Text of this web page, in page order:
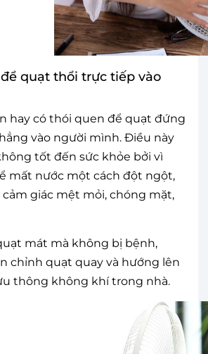
quạt thổi trực tiếp vào
hay có thói quen để quạt đứng
vào người mình. Điều này
tốt đến sức khỏe bởi vì
mất nước một cách đột ngột,
cảm giác mệt mỏi, chóng mặt,
mát mà không bị bệnh,
chỉnh quạt quay và hướng lên
thông không khí trong nhà.